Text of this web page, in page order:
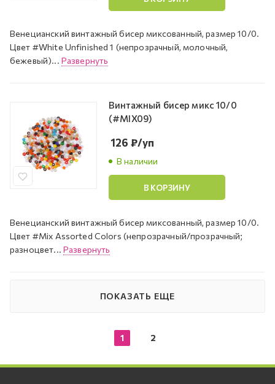
Венецианский винтажный бисер миксованный, размер 10/0.
Цвет #White Unfinished 1 (непрозрачный, молочный,
бежевый)... Развернуть
Винтажный бисер микс 10/0
(#MIX09)
В наличии
126 ₽/уп
В КОРЗИНУ
Венецианский винтажный бисер миксованный, размер 10/0.
Цвет #Mix Assorted Colors (непрозрачный/прозрачный;
разноцвет... Развернуть
ПОКАЗАТЬ ЕЩЕ
1 2